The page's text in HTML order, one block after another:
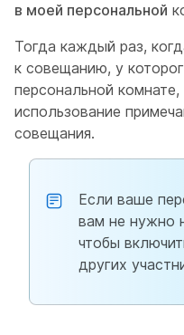
в моей персональной
Тогда каждый раз,
к совещанию, у
персональной
использование
совещания.
Если ваше
вам не нужно
чтобы
других